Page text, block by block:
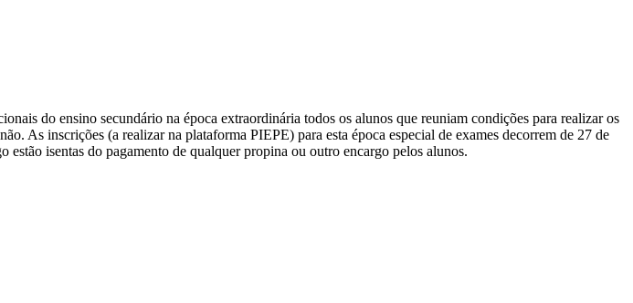
do ensino secundário na época extraordinária todos os alunos que reuniam condições para realizar os
As inscrições (a realizar na plataforma PIEPE) para esta época especial de exames decorrem de 27 de
isentas do pagamento de qualquer propina ou outro encargo pelos alunos.